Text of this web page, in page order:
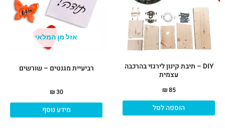
DIY – תיבת קינון לירגזי בהרכבה
עצמית
₪85
הוספה לסל
אזל מן המלאי
רביעיית מגנטים – שורשים
₪30
מידע נוסף